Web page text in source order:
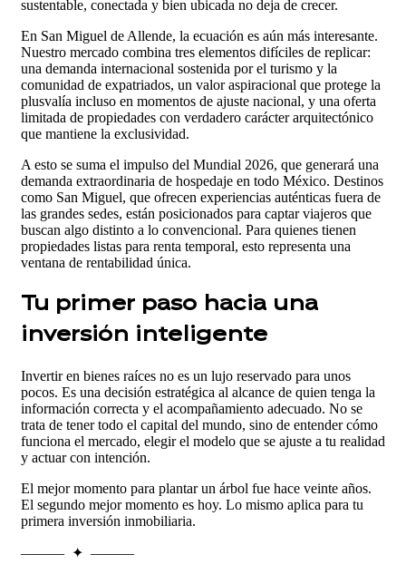
sustentable, conectada y bien ubicada no deja de crecer.
En San Miguel de Allende, la ecuación es aún más interesante.
Nuestro mercado combina tres elementos difíciles de replicar:
una demanda internacional sostenida por el turismo y la
comunidad de expatriados, un valor aspiracional que protege la
plusvalía incluso en momentos de ajuste nacional, y una oferta
limitada de propiedades con verdadero carácter arquitectónico
que mantiene la exclusividad.
A esto se suma el impulso del Mundial 2026, que generará una
demanda extraordinaria de hospedaje en todo México. Destinos
como San Miguel, que ofrecen experiencias auténticas fuera de
las grandes sedes, están posicionados para captar viajeros que
buscan algo distinto a lo convencional. Para quienes tienen
propiedades listas para renta temporal, esto representa una
ventana de rentabilidad única.
Tu primer paso hacia una
inversión inteligente
Invertir en bienes raíces no es un lujo reservado para unos
pocos. Es una decisión estratégica al alcance de quien tenga la
información correcta y el acompañamiento adecuado. No se
trata de tener todo el capital del mundo, sino de entender cómo
funciona el mercado, elegir el modelo que se ajuste a tu realidad
y actuar con intención.
El mejor momento para plantar un árbol fue hace veinte años.
El segundo mejor momento es hoy. Lo mismo aplica para tu
primera inversión inmobiliaria.
——— ✦ ———